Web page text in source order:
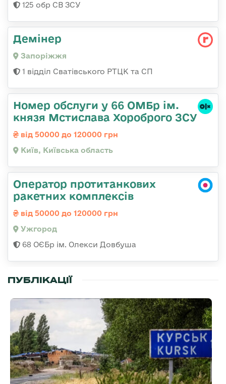
125 обр СВ ЗСУ
Демінер
Запоріжжя
1 відділ Сватівського РТЦК та СП
Номер обслуги у 66 ОМБр ім.
князя Мстислава Хороброго ЗСУ
від 50000 до 120000 грн
Київ, Київська область
Оператор протитанкових
ракетних комплексів
від 50000 до 120000 грн
Ужгород
68 ОЄБр ім. Олекси Довбуша
ПУБЛІКАЦІЇ